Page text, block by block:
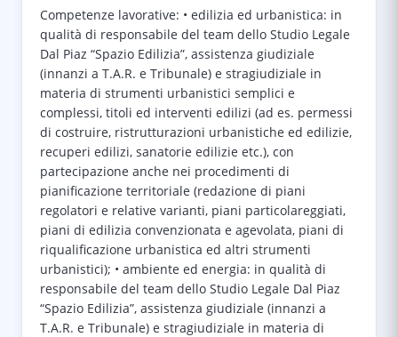
Competenze lavorative: • edilizia ed urbanistica: in
qualità di responsabile del team dello Studio Legale
Dal Piaz “Spazio Edilizia”, assistenza giudiziale
(innanzi a T.A.R. e Tribunale) e stragiudiziale in
materia di strumenti urbanistici semplici e
complessi, titoli ed interventi edilizi (ad es. permessi
di costruire, ristrutturazioni urbanistiche ed edilizie,
recuperi edilizi, sanatorie edilizie etc.), con
partecipazione anche nei procedimenti di
pianificazione territoriale (redazione di piani
regolatori e relative varianti, piani particolareggiati,
piani di edilizia convenzionata e agevolata, piani di
riqualificazione urbanistica ed altri strumenti
urbanistici); • ambiente ed energia: in qualità di
responsabile del team dello Studio Legale Dal Piaz
“Spazio Edilizia”, assistenza giudiziale (innanzi a
T.A.R. e Tribunale) e stragiudiziale in materia di